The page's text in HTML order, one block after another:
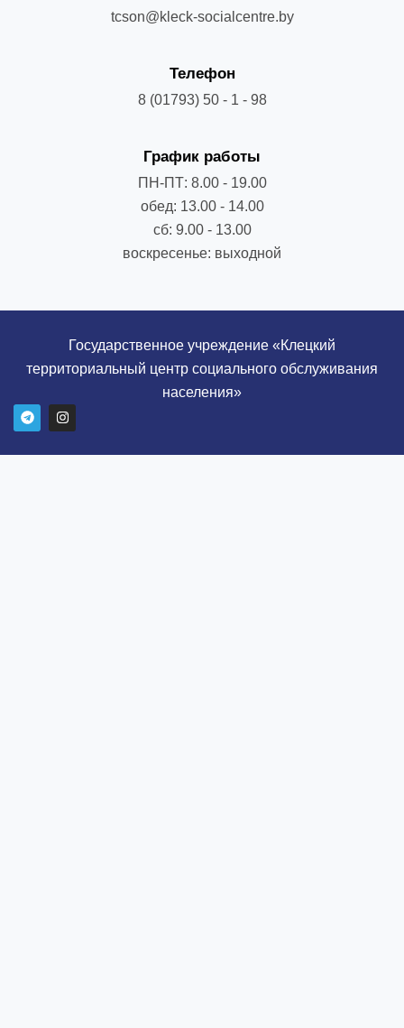
tcson@kleck-socialcentre.by
Телефон
8 (01793) 50 - 1 - 98
График работы
ПН-ПТ: 8.00 - 19.00
обед: 13.00 - 14.00
сб: 9.00 - 13.00
воскресенье: выходной
Государственное учреждение «Клецкий
территориальный центр социального обслуживания
населения»
T
e
I
n